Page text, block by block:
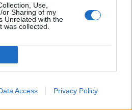
Use,
or Sharing of my
Unrelated with the
was collected.
Access Privacy Policy